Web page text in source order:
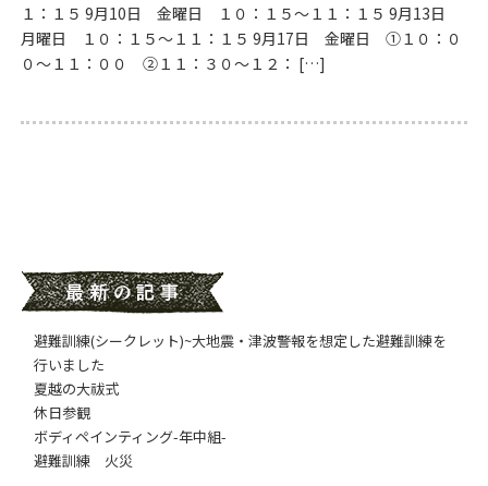
１：１５ 9月10日 金曜日 １０：１５～１１：１５ 9月13日
月曜日 １０：１５～１１：１５ 9月17日 金曜日 ①１０：０
０～１１：００ ②１１：３０～１２： […]
避難訓練(シークレット)~大地震・津波警報を想定した避難訓練を
行いました
夏越の大祓式
休日参観
ボディペインティング-年中組-
避難訓練 火災